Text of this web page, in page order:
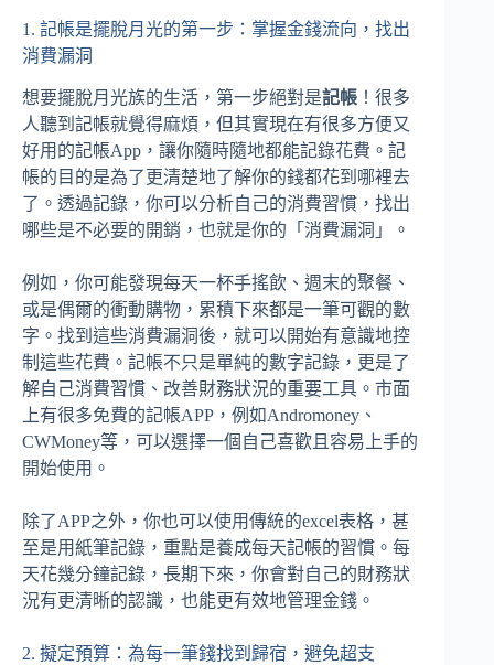
1. 記帳是擺脫月光的第一步：掌握金錢流向，找出
消費漏洞
想要擺脫月光族的生活，第一步絕對是記帳 ！很多
人聽到記帳就覺得麻煩，但其實現在有很多方便又
好用的記帳App，讓你隨時隨地都能記錄花費。記
帳的目的是為了更清楚地了解你的錢都花到哪裡去
了。透過記錄，你可以分析自己的消費習慣，找出
哪些是不必要的開銷，也就是你的「消費漏洞」。
例如，你可能發現每天一杯手搖飲、週末的聚餐、
或是偶爾的衝動購物，累積下來都是一筆可觀的數
字。找到這些消費漏洞後，就可以開始有意識地控
制這些花費。記帳不只是單純的數字記錄，更是了
解自己消費習慣、改善財務狀況的重要工具。市面
上有很多免費的記帳APP，例如Andromoney、
CWMoney等，可以選擇一個自己喜歡且容易上手的
開始使用。
除了APP之外，你也可以使用傳統的excel表格，甚
至是用紙筆記錄，重點是養成每天記帳的習慣。每
天花幾分鐘記錄，長期下來，你會對自己的財務狀
況有更清晰的認識，也能更有效地管理金錢。
2. 擬定預算：為每一筆錢找到歸宿，避免超支